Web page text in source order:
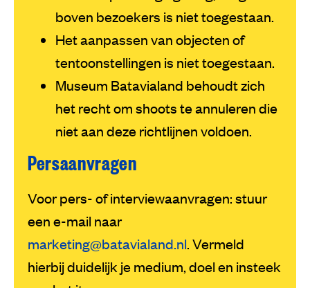
boven bezoekers is niet toegestaan.
Het aanpassen van objecten of
tentoonstellingen is niet toegestaan.
Museum Batavialand behoudt zich
het recht om shoots te annuleren die
niet aan deze richtlijnen voldoen.
Persaanvragen
Voor pers- of interviewaanvragen: stuur
een e-mail naar
marketing@batavialand.nl. Vermeld
hierbij duidelijk je medium, doel en insteek